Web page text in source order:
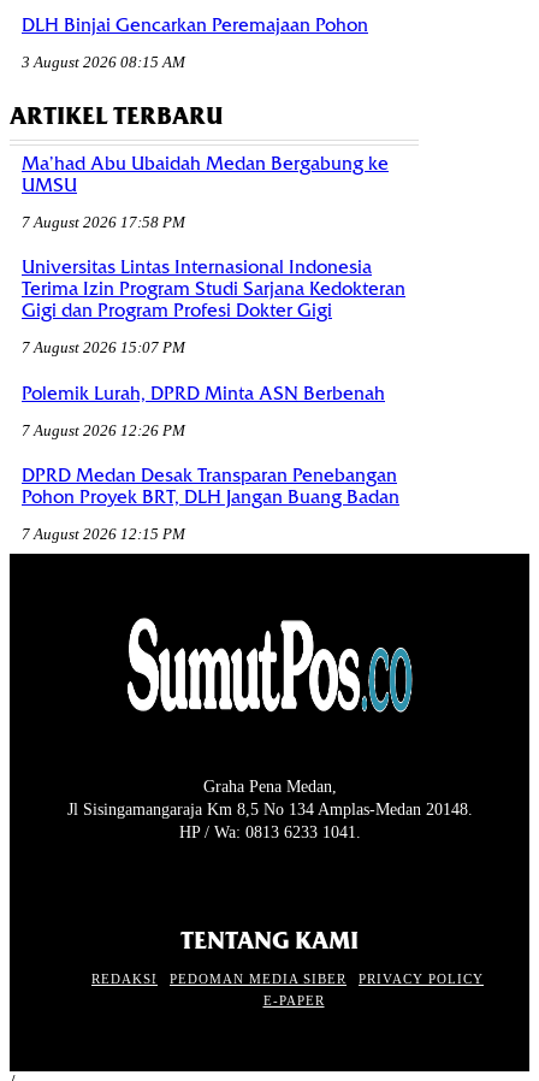
DLH Binjai Gencarkan Peremajaan Pohon
3 August 2026 08:15 AM
ARTIKEL TERBARU
Ma’had Abu Ubaidah Medan Bergabung ke
UMSU
7 August 2026 17:58 PM
Universitas Lintas Internasional Indonesia
Terima Izin Program Studi Sarjana Kedokteran
Gigi dan Program Profesi Dokter Gigi
7 August 2026 15:07 PM
Polemik Lurah, DPRD Minta ASN Berbenah
7 August 2026 12:26 PM
DPRD Medan Desak Transparan Penebangan
Pohon Proyek BRT, DLH Jangan Buang Badan
7 August 2026 12:15 PM
Graha Pena Medan,
Jl Sisingamangaraja Km 8,5 No 134 Amplas-Medan 20148.
HP / Wa: 0813 6233 1041.
TENTANG KAMI
REDAKSI PEDOMAN MEDIA SIBER
PRIVACY POLICY
E-PAPER